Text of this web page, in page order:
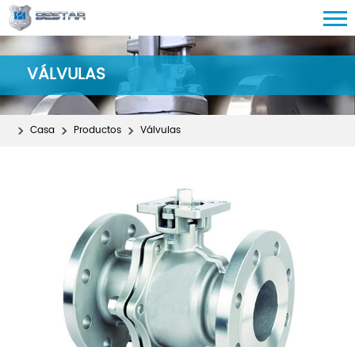
VÁLVULAS
Casa Productos Válvulas